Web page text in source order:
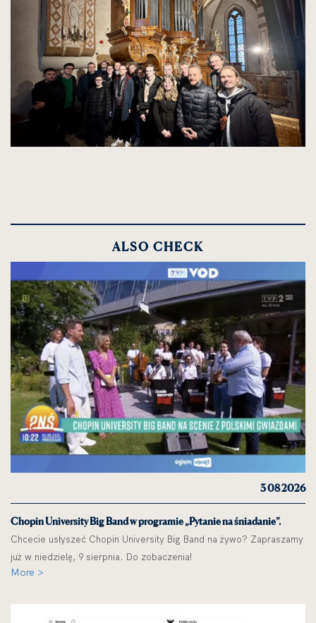
rozmiarów
oryginalnych
ALSO CHECK
3 08 2026
Chopin University Big Band w programie „Pytanie na śniadanie”.
Chcecie usłyszeć Chopin University Big Band na żywo? Zapraszamy
już w niedzielę, 9 sierpnia. Do zobaczenia!
More >